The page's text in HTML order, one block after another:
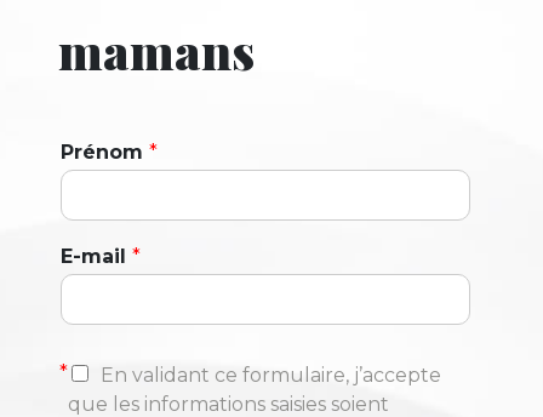
mamans
Prénom *
E-mail *
*
En validant ce formulaire, j’accepte
que les informations saisies soient